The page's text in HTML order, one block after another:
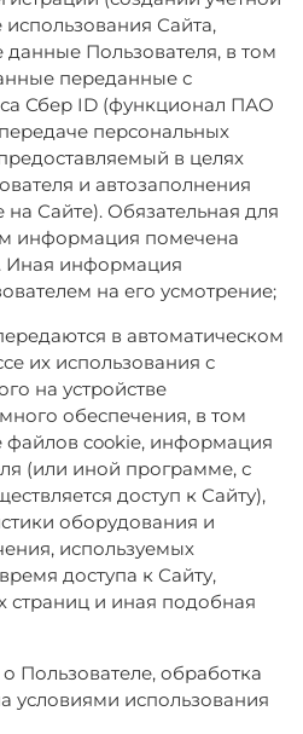
Сайта,
Пользователя, в том
переданные с
Сбер ID (функционал ПАО
персональных
в целях
и автозаполнения
Сайте). Обязательная для
информация помечена
Иная информация
на его усмотрение;
в автоматическом
их использования с
на устройстве
обеспечения, в том
файлов cookie, информация
(или иной программе, с
доступ к Сайту),
оборудования и
используемых
доступа к Сайту,
и иная подобная
Пользователе, обработка
условиями использования